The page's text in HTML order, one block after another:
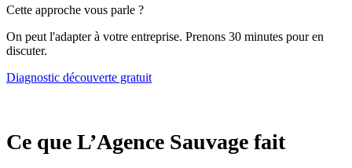
Cette approche vous parle ?
On peut l'adapter à votre entreprise. Prenons 30 minutes pour en
discuter.
Diagnostic découverte gratuit
Ce que L’Agence Sauvage fait